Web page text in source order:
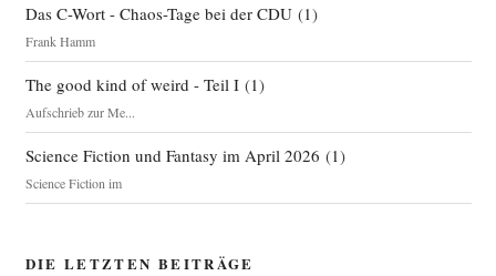
Das C-Wort - Chaos-Tage bei der CDU(1)
Frank Hamm
The good kind of weird - Teil I(1)
Aufschrieb zur Me...
Science Fiction und Fantasy im April 2026 (1)
Science Fiction im
DIE LETZTEN BEITRÄGE